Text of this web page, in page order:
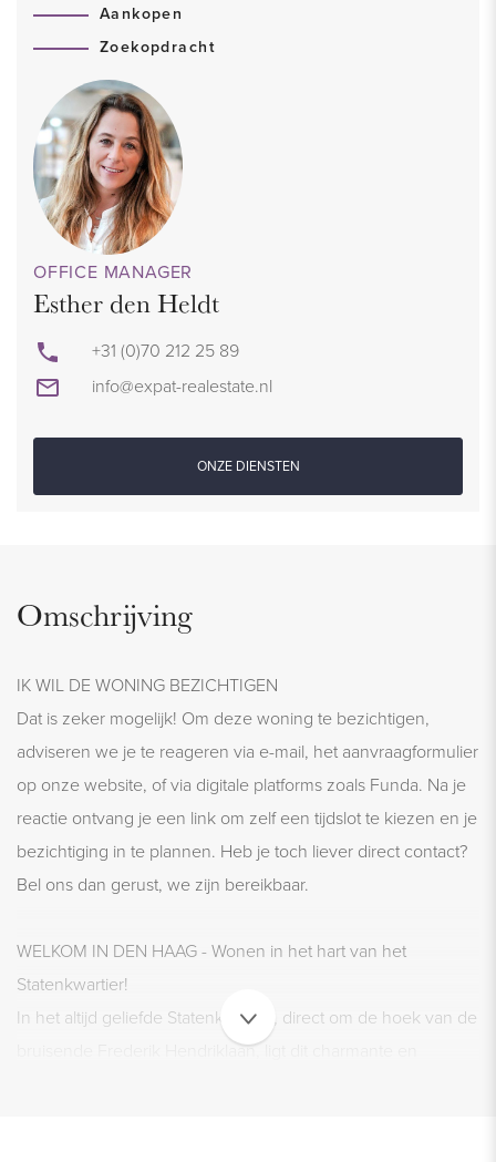
Aankopen
Zoekopdracht
OFFICE MANAGER
Esther den Heldt
+31 (0)70 212 25 89
info@expat-realestate.nl
ONZE DIENSTEN
Omschrijving
IK WIL DE WONING BEZICHTIGEN
Dat is zeker mogelijk! Om deze woning te bezichtigen,
adviseren we je te reageren via e-mail, het aanvraagformulier
op onze website, of via digitale platforms zoals Funda. Na je
reactie ontvang je een link om zelf een tijdslot te kiezen en je
bezichtiging in te plannen. Heb je toch liever direct contact?
Bel ons dan gerust, we zijn bereikbaar.
WELKOM IN DEN HAAG - Wonen in het hart van het
Statenkwartier!
In het altijd geliefde Statenkwartier, direct om de hoek van de
bruisende Frederik Hendriklaan, ligt dit charmante en